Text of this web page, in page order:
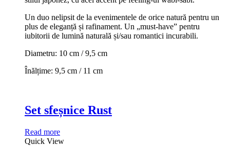
Un duo nelipsit de la evenimentele de orice natură pentru un
plus de eleganță și rafinament. Un „must-have” pentru
iubitorii de lumină naturală și/sau romantici incurabili.
Diametru: 10 cm / 9,5 cm
Înălțime: 9,5 cm / 11 cm
Set sfeșnice Rust
Read more
Quick View